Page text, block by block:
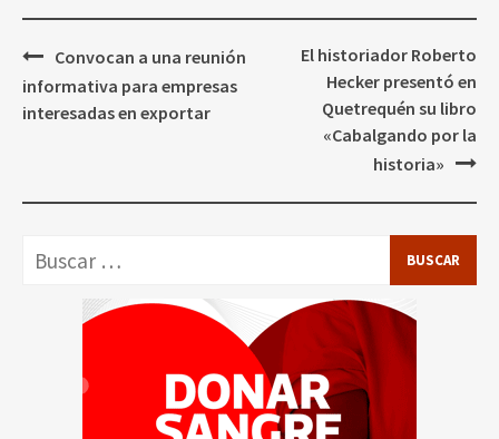
Navegación
de
entradas
Convocan a una reunión
informativa para empresas
interesadas en exportar
El historiador Roberto
Hecker presentó en
Quetrequén su libro
«Cabalgando por la
historia»
Buscar: